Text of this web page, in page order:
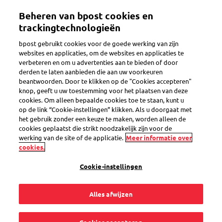
inhoud
Toggle navigation
Verzendetiket maken
Hoe betaal ik mijn
online
verzendetiket?
U betaalt uw verzendetiket in de online verzendtool met
Beheren van bpost cookies en
trackingtechnologieën
bpost gebruikt cookies voor de goede werking van zijn
websites en applicaties, om de websites en applicaties te
verbeteren en om u advertenties aan te bieden of door
derden te laten aanbieden die aan uw voorkeuren
beantwoorden. Door te klikken op de "Cookies accepteren"
knop, geeft u uw toestemming voor het plaatsen van deze
cookies. Om alleen bepaalde cookies toe te staan, kunt u
op de link “Cookie-instellingen” klikken. Als u doorgaat met
het gebruik zonder een keuze te maken, worden alleen de
cookies geplaatst die strikt noodzakelijk zijn voor de
werking van de site of de applicatie. Meer informatie over
cookies.
Cookie-instellingen
Alles afwijzen